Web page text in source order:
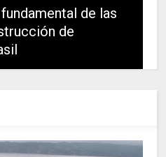
de las
de